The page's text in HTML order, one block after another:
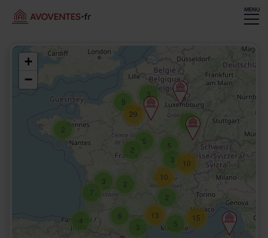
MENU
2
13
5
3
2
29
9
5
2
10
5
15
3
5
10
2
3
6
3
4
7
+
−